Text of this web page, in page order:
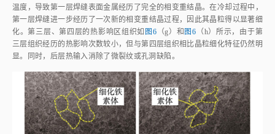
温度，导致第一层焊缝表面金属经历了完全的相变重结晶。在冷却过程中，
第一层焊缝进一步经历了一次新的相变重结晶过程，因此其晶粒得以显著细
化。第三层、第四层的热影响区组织如 图6 （g）和 图6 （h）所示，由于第
三层组织经历的热影响次数较小，但与第四层组织相比晶粒细化特征仍然明
显。同时，后层热输入消除了微裂纹或孔洞缺陷。